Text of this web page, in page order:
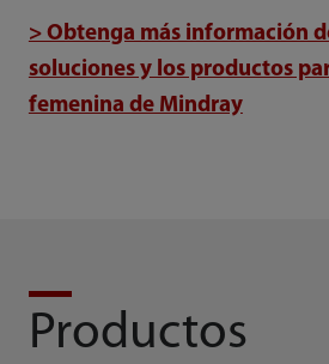
> Obtenga más información
soluciones y los productos
femenina de Mindray
Productos